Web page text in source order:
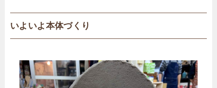
いよいよ本体づくり